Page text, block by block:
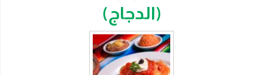
(الدجاج)